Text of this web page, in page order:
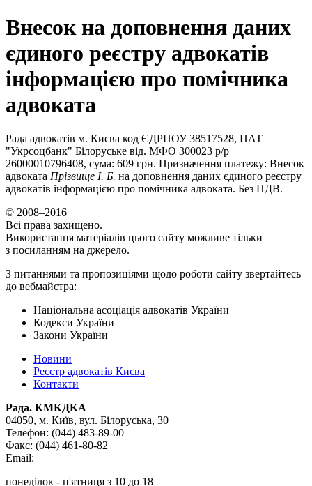
Внесок на доповнення даних
єдиного реєстру адвокатів
інформацією про помічника
адвоката
Рада адвокатів м. Києва код ЄДРПОУ 38517528, ПАТ
"Укрсоцбанк" Білоруське від. МФО 300023 р/р
26000010796408, сума: 609 грн. Призначення платежу: Внесок
адвоката Прізвище І. Б. на доповнення даних єдиного реєстру
адвокатів інформацією про помічника адвоката. Без ПДВ.
© 2008–2016
Всі права захищено.
Використання матеріалів цього сайту можливе тільки
з посиланням на джерело.
З питаннями та пропозиціями щодо роботи сайту звертайтесь
до вебмайстра:
Національна асоціація адвокатів України
Кодекси України
Закони України
Новини
Реєстр адвокатів Києва
Контакти
Рада. КМКДКА
04050, м. Київ, вул. Білоруська, 30
Телефон: (044) 483-89-00
Факс: (044) 461-80-82
Email:
понеділок - п'ятниця з 10 до 18